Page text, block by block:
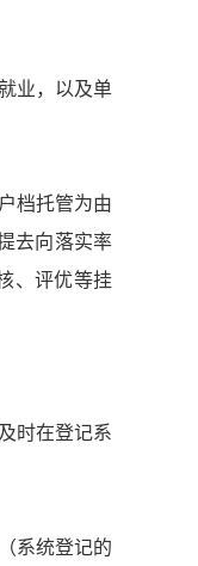
业，以及单
档托管为由
去向落实率
、评优等挂
时在登记系
（系统登记的